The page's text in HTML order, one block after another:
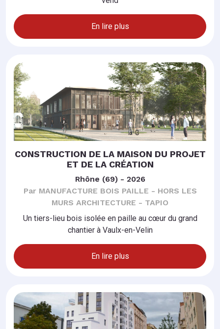
En lire plus
CONSTRUCTION DE LA MAISON DU PROJET
ET DE LA CRÉATION
Rhône (69) - 2026
Par MANUFACTURE BOIS PAILLE - HORS LES
MURS ARCHITECTURE - TAPIO
Un tiers-lieu bois isolée en paille au cœur du grand
chantier à Vaulx-en-Velin
En lire plus